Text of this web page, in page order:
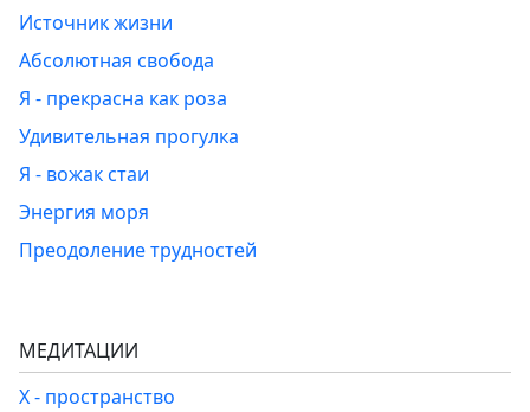
Источник жизни
Абсолютная свобода
Я - прекрасна как роза
Удивительная прогулка
Я - вожак стаи
Энергия моря
Преодоление трудностей
МЕДИТАЦИИ
Х - пространство